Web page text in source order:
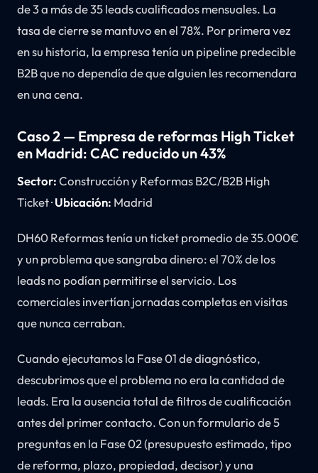
de 3 a más de 35 leads cualificados mensuales. La
tasa de cierre se mantuvo en el 78%. Por primera vez
en su historia, la empresa tenía un pipeline predecible
B2B que no dependía de que alguien les recomendara
en una cena.
Caso 2 — Empresa de reformas High Ticket
en Madrid: CAC reducido un 43%
Sector:Construcción y Reformas B2C/B2B High
Ticket ·Ubicación: Madrid
DH60 Reformas tenía un ticket promedio de 35.000€
y un problema que sangraba dinero: el 70% de los
leads no podían permitirse el servicio. Los
comerciales invertían jornadas completas en visitas
que nunca cerraban.
Cuando ejecutamos la Fase 01 de diagnóstico,
descubrimos que el problema no era la cantidad de
leads. Era la ausencia total de filtros de cualificación
antes del primer contacto. Con un formulario de 5
preguntas en la Fase 02 (presupuesto estimado, tipo
de reforma, plazo, propiedad, decisor) y una